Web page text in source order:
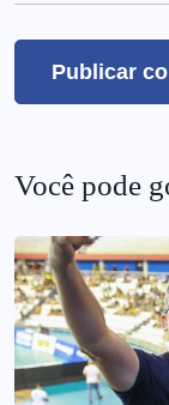
Você pode